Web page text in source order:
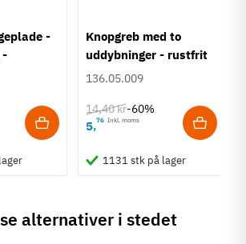
-
-
Knopgreb med to
uddybninger - rustfrit
stål
136.05.009
14,40 kr-60%
5,76 Inkl. moms
1131 stk på lager
alternativer i stedet